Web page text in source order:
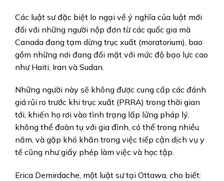
Các luật sư đặc biệt lo ngại về ý nghĩa của luật mới
đối với những người nộp đơn từ các quốc gia mà
Canada đang tạm dừng trục xuất (moratorium), bao
gồm những nơi đang đối mặt với mức độ bạo lực cao
như Haiti, Iran và Sudan.
Những người này sẽ không được cung cấp các đánh
giá rủi ro trước khi trục xuất (PRRA) trong thời gian
tới, khiến họ rơi vào tình trạng lấp lửng pháp lý,
không thể đoàn tụ với gia đình, có thể trong nhiều
năm, và gặp khó khăn trong việc tiếp cận dịch vụ y
tế cũng như giấy phép làm việc và học tập.
Erica Demirdache, một luật sư tại Ottawa, cho biết: